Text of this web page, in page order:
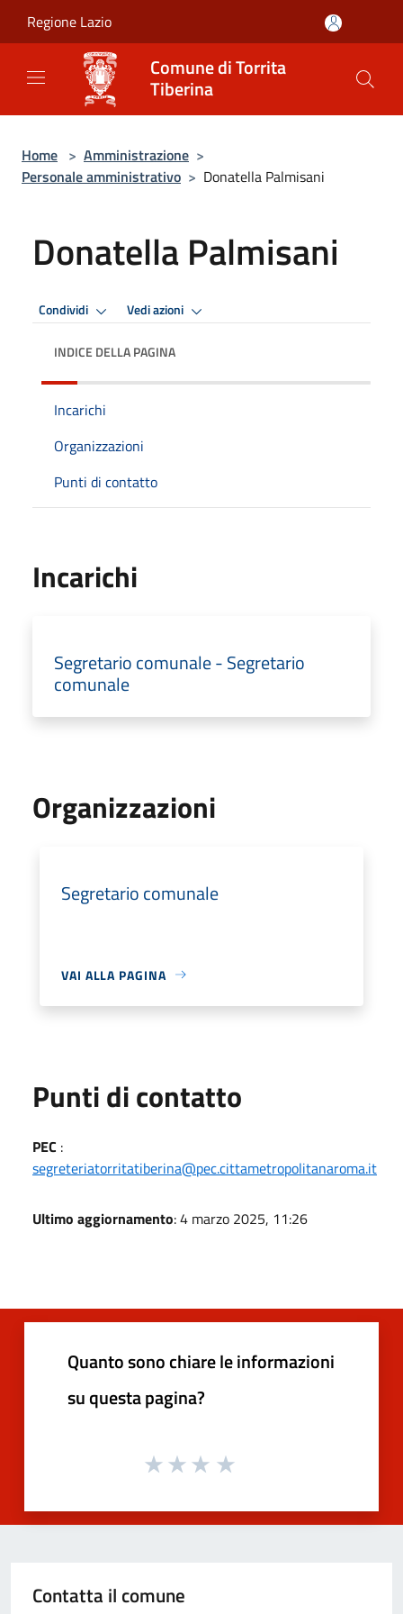
Regione Lazio
Comune di Torrita
Tiberina
Home > Amministrazione >
Personale amministrativo > Donatella Palmisani
Donatella Palmisani
Condividi Vedi azioni
INDICE DELLA PAGINA
Incarichi
Organizzazioni
Punti di contatto
Incarichi
Segretario comunale - Segretario
comunale
Organizzazioni
Segretario comunale
VAI ALLA PAGINA
Punti di contatto
PEC :
segreteriatorritatiberina@pec.cittametropolitanaroma.it
Ultimo aggiornamento: 4 marzo 2025, 11:26
Quanto sono chiare le informazioni
su questa pagina?
Contatta il comune